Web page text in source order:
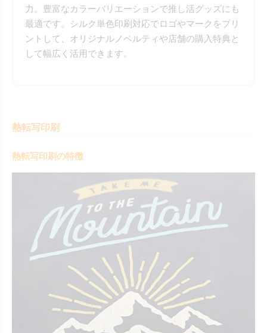
力。豊富なカラーバリエーションで推し活グッズにも
最適です。シルク単色印刷対応でロゴやマークをプリ
ントして、オリジナルノベルティや店舗の購入特典と
して幅広く活用できます。
熱転写印刷
熱転写印刷の特徴